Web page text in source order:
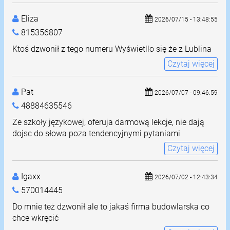
Eliza
815356807
2026/07/15 - 13:48:55
Ktoś dzwonił z tego numeru Wyświetllo się że z Lublina
Czytaj więcej
Pat
48884635546
2026/07/07 - 09:46:59
Ze szkoły językowej, oferuja darmową lekcje, nie dają
dojsc do słowa poza tendencyjnymi pytaniami
Czytaj więcej
Igaxx
570014445
2026/07/02 - 12:43:34
Do mnie też dzwonił ale to jakaś firma budowlarska co
chce wkręcić